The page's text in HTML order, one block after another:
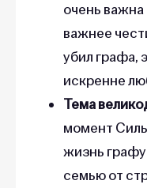
очень важна
важнее
убил графа,
искренне
Тема
момент
жизнь
семью от